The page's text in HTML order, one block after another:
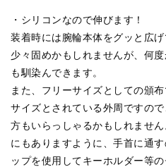
・シリコンなので伸びます！
装着時には腕輪本体をグッと広
少々固めかもしれませんが、何
も馴染んできます。
また、フリーサイズとしての頒
サイズとされている外周ですの
方もいらっしゃるかもしれませ
にもありますように、手首に通
ップを使用してキーホルダー等